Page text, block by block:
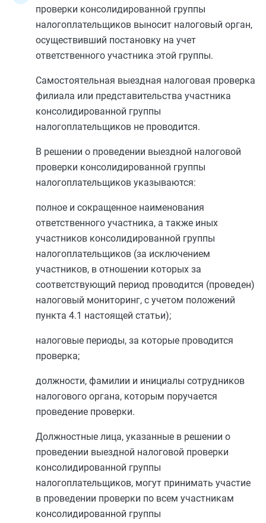
проверки консолидированной группы
налогоплательщиков выносит налоговый орган,
осуществивший постановку на учет
ответственного участника этой группы.
Самостоятельная выездная налоговая проверка
филиала или представительства участника
консолидированной группы
налогоплательщиков не проводится.
В решении о проведении выездной налоговой
проверки консолидированной группы
налогоплательщиков указываются:
полное и сокращенное наименования
ответственного участника, а также иных
участников консолидированной группы
налогоплательщиков (за исключением
участников, в отношении которых за
соответствующий период проводится (проведен)
налоговый мониторинг, с учетом положений
пункта 4.1 настоящей статьи);
налоговые периоды, за которые проводится
проверка;
должности, фамилии и инициалы сотрудников
налогового органа, которым поручается
проведение проверки.
Должностные лица, указанные в решении о
проведении выездной налоговой проверки
консолидированной группы
налогоплательщиков, могут принимать участие
в проведении проверки по всем участникам
консолидированной группы